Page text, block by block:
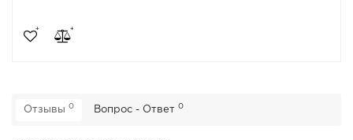
Отзывы 0 Вопрос - Ответ 0